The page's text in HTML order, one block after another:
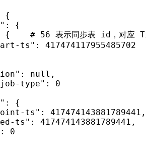
{
: {
{ # 56 表示同步表 id，对
ts" : 417474117955485702
: null,
type" : 0
: {
ts" : 417474143881789441,
ts" : 417474143881789441,
: 0